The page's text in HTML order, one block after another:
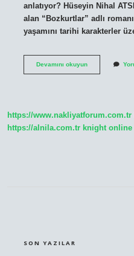
anlatıyor? Hüseyin Nihal
alan “Bozkurtlar” adlı
yaşamını tarihi karakterler
Devamını okuyunVaktiyle
https://www.nakliyatforum.com.tr
https://alnila.com.tr knight online
SON YAZILAR